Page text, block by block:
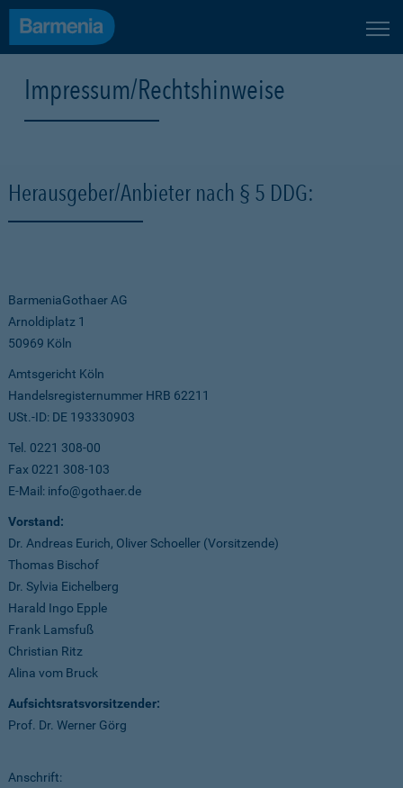
Impressum/Rechtshinweise
Herausgeber/Anbieter nach § 5 DDG:
BarmeniaGothaer AG
Arnoldiplatz 1
50969 Köln
Amtsgericht Köln
Handelsregisternummer HRB 62211
USt.-ID: DE 193330903
Tel. 0221 308-00
Fax 0221 308-103
E-Mail: info@gothaer.de
Vorstand:
Dr. Andreas Eurich, Oliver Schoeller (Vorsitzende)
Thomas Bischof
Dr. Sylvia Eichelberg
Harald Ingo Epple
Frank Lamsfuß
Christian Ritz
Alina vom Bruck
Aufsichtsratsvorsitzender:
Prof. Dr. Werner Görg
Anschrift: